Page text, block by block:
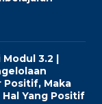
3.2 |
Positif, Maka
Yang Positif